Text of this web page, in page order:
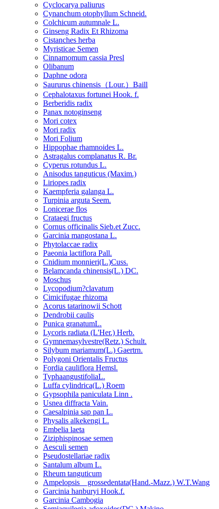
Cyclocarya paliurus
Cynanchum otophyllum Schneid.
Colchicum autumnale L.
Ginseng Radix Et Rhizoma
Cistanches herba
Myristicae Semen
Cinnamomum cassia Presl
Olibanum
Daphne odora
Saururus chinensis（Lour.）Baill
Cephalotaxus fortunei Hook. f.
Berberidis radix
Panax notoginseng
Mori cotex
Mori radix
Mori Folium
Hippophae rhamnoides L.
Astragalus complanatus R. Br.
Cyperus rotundus L.
Anisodus tanguticus (Maxim.)
Liriopes radix
Kaempferia galanga L.
Turpinia arguta Seem.
Lonicerae flos
Crataegi fructus
Cornus officinalis Sieb.et Zucc.
Garcinia mangostana L.
Phytolaccae radix
Paeonia lactiflora Pall.
Cnidium monnieri(L.)Cuss.
Belamcanda chinensis(L.) DC.
Moschus
Lycopodium?clavatum
Cimicifugae rhizoma
Acorus tatarinowii Schott
Dendrobii caulis
Punica granatumL.
Lycoris radiata (L'Her.) Herb.
Gymnemasylvestre(Retz.) Schult.
Silybum mariamum(L.) Gaertrn.
Polygoni Orientalis Fructus
Fordia cauliflora Hemsl.
TyphaangustifoliaL.
Luffa cylindrica(L.) Roem
Gypsophila paniculata Linn .
Usnea diffracta Vain.
Caesalpinia sap pan L.
Physalis alkekengi L.
Embelia laeta
Ziziphispinosae semen
Aesculi semen
Pseudostellariae radix
Santalum album L.
Rheum tanguticum
Ampelopsis grossedentata(Hand.-Mazz.) W.T.Wang
Garcinia hanburyi Hook.f.
Garcinia Cambogia